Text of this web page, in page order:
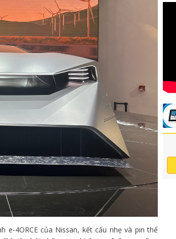
e-4ORCE của Nissan, kết cấu nhẹ và pin thể